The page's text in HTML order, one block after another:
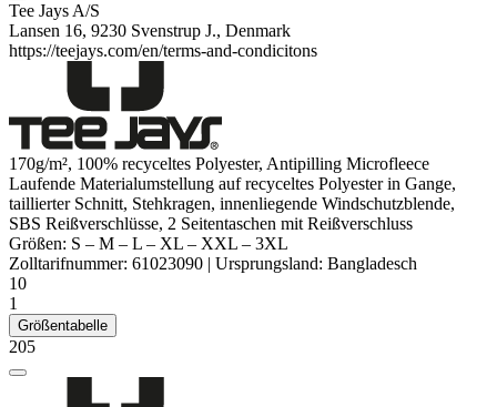
Tee Jays A/S
Lansen 16, 9230 Svenstrup J., Denmark
https://teejays.com/en/terms-and-condicitons
170g/m², 100% recyceltes Polyester, Antipilling Microfleece
Laufende Materialumstellung auf recyceltes Polyesterin Gange,
taillierter Schnitt, Stehkragen, innenliegende Windschutzblende,
SBS Reißverschlüsse, 2 Seitentaschen mit Reißverschluss
Größen: S – M – L – XL – XXL – 3XL
Zolltarifnummer: 61023090 | Ursprungsland: Bangladesch
10
1
Größentabelle
205